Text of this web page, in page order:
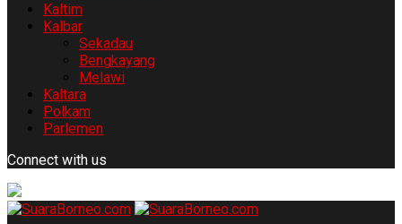
Kaltim
Kalbar
Sekadau
Bengkayang
Melawi
Kaltara
Polkam
Parlemen
Connect with us